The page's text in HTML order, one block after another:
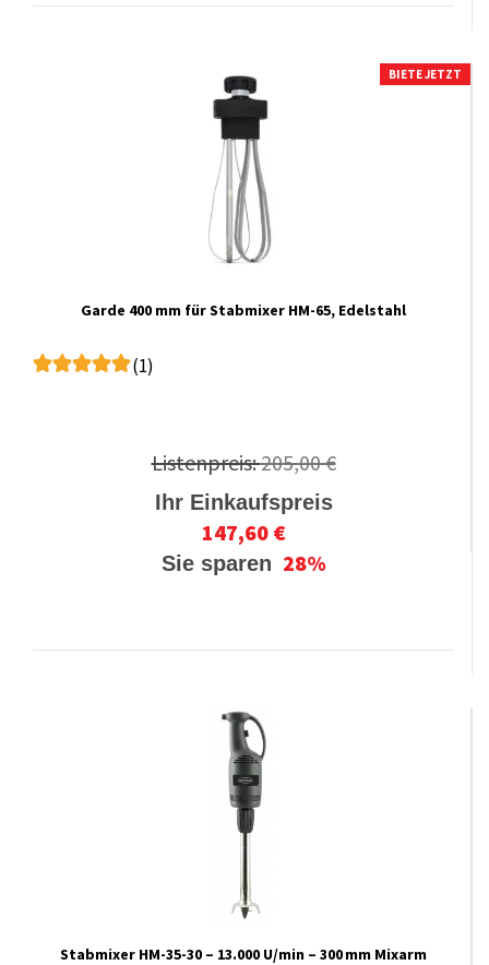
BIETE JETZT
Garde 400 mm für Stabmixer HM-65, Edelstahl
(1)
Listenpreis:205,00 €
Ihr Einkaufspreis
147,60 €
Sie sparen 28%
Stabmixer HM-35-30 – 13.000 U/min – 300 mm Mixarm